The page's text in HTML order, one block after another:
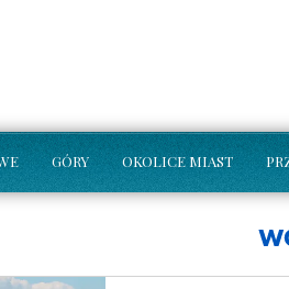
GÓRY OKOLICE MIAST